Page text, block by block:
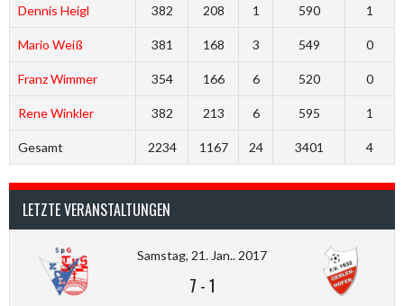
Dennis Heigl 382 208 1 590 1
Mario Weiß 381 168 3 549 0
Franz Wimmer 354 166 6 520 0
Rene Winkler 382 213 6 595 1
Gesamt 2234 1167 24 3401 4
LETZTE VERANSTALTUNGEN
Samstag, 21. Jan.. 2017
7 -1